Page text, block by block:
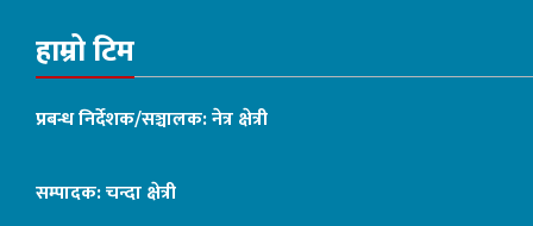
हाम्रो टिम
प्रबन्ध निर्देशक/सञ्चालक: नेत्र क्षेत्री
सम्पादक: चन्दा क्षेत्री